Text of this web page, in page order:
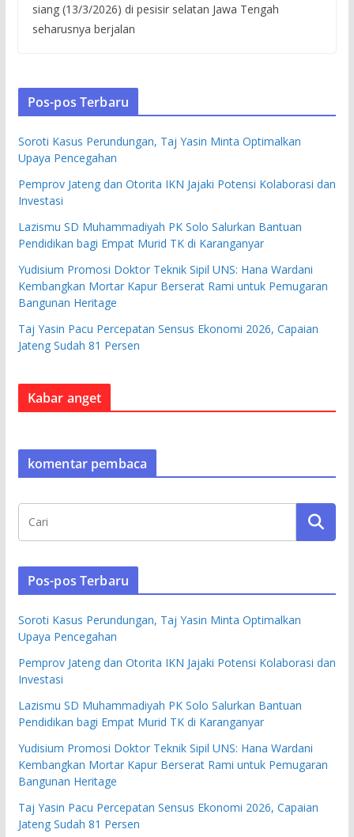
siang (13/3/2026) di pesisir selatan Jawa Tengah
seharusnya berjalan
Pos-pos Terbaru
Soroti Kasus Perundungan, Taj Yasin Minta Optimalkan
Upaya Pencegahan
Pemprov Jateng dan Otorita IKN Jajaki Potensi Kolaborasi dan
Investasi
Lazismu SD Muhammadiyah PK Solo Salurkan Bantuan
Pendidikan bagi Empat Murid TK di Karanganyar
Yudisium Promosi Doktor Teknik Sipil UNS: Hana Wardani
Kembangkan Mortar Kapur Berserat Rami untuk Pemugaran
Bangunan Heritage
Taj Yasin Pacu Percepatan Sensus Ekonomi 2026, Capaian
Jateng Sudah 81 Persen
Kabar anget
komentar pembaca
Pos-pos Terbaru
Soroti Kasus Perundungan, Taj Yasin Minta Optimalkan
Upaya Pencegahan
Pemprov Jateng dan Otorita IKN Jajaki Potensi Kolaborasi dan
Investasi
Lazismu SD Muhammadiyah PK Solo Salurkan Bantuan
Pendidikan bagi Empat Murid TK di Karanganyar
Yudisium Promosi Doktor Teknik Sipil UNS: Hana Wardani
Kembangkan Mortar Kapur Berserat Rami untuk Pemugaran
Bangunan Heritage
Taj Yasin Pacu Percepatan Sensus Ekonomi 2026, Capaian
Jateng Sudah 81 Persen